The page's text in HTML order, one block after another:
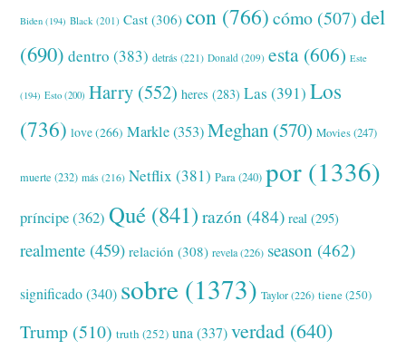
Biden (194) Black (201) Cast (306) con (766) cómo (507) del
(690) dentro (383) detrás (221) Donald (209) esta (606) Este
(194) Esto (200) Harry (552) heres (283) Las (391) Los
(736) love(266) Markle(353) Meghan (570) Movies(247)
muerte (232) más (216) Netflix (381) Para(240) por (1336)
príncipe(362) Qué (841) razón (484) real (295)
realmente (459) relación (308) revela(226) season (462)
significado(340) sobre (1373) Taylor(226) tiene(250)
Trump (510) truth (252) una (337) verdad (640)